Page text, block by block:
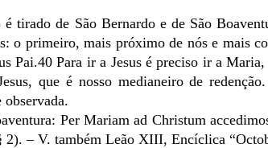
tirado de São Bernardo e de São
o primeiro, mais próximo de nós e mais
Pai.40 Para ir a Jesus é preciso ir a
que é nosso medianeiro de
observada.
Per Mariam ad Christum
– V. também Leão XIII, Encíclica